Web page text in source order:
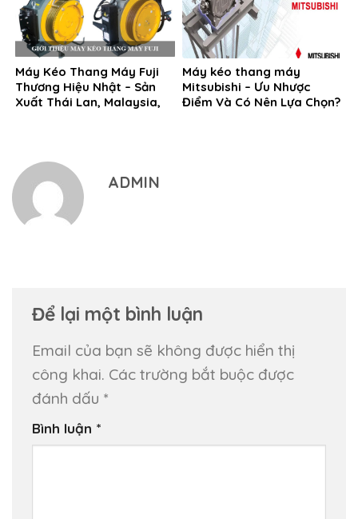
Máy Kéo Thang Máy Fuji
Thương Hiệu Nhật – Sản
Xuất Thái Lan, Malaysia,
Máy kéo thang máy
Mitsubishi – Ưu Nhược
Điểm Và Có Nên Lựa Chọn?
ADMIN
Để lại một bình luận
Email của bạn sẽ không được hiển thị
công khai. Các trường bắt buộc được
đánh dấu *
Bình luận *